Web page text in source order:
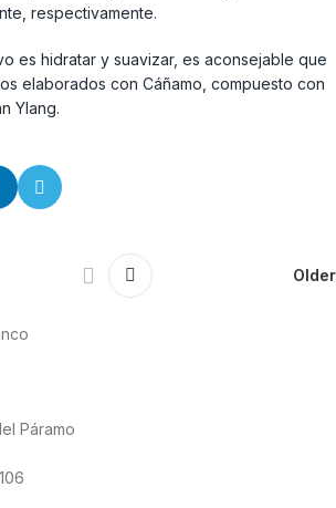
respectivamente.
es hidratar y suavizar, es aconsejable que
elaborados con Cáñamo, compuesto con
Ylang.
Older
Páramo